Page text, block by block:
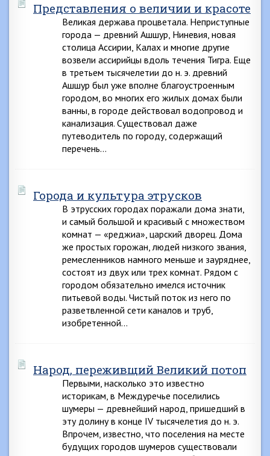
Представления о величии и красоте
Великая держава процветала. Неприступные
города — древний Ашшур, Ниневия, новая
столица Ассирии, Калах и многие другие
возвели ассирийцы вдоль течения Тигра. Еще
в третьем тысячелетии до н. э. древний
Ашшур был уже вполне благоустроенным
городом, во многих его жилых домах были
ванны, в городе действовал водопровод и
канализация. Существовал даже
путеводитель по городу, содержащий
перечень…
Города и культура этрусков
В этрусских городах поражали дома знати,
и самый большой и красивый с множеством
комнат — «реджиа», царский дворец. Дома
же простых горожан, людей низкого звания,
ремесленников намного меньше и зауряднее,
состоят из двух или трех комнат. Рядом с
городом обязательно имелся источник
питьевой воды. Чистый поток из него по
разветвленной сети каналов и труб,
изобретенной…
Народ, переживщий Великий потоп
Первыми, насколько это известно
историкам, в Междуречье поселились
шумеры — древнейший народ, пришедший в
эту долину в конце IV тысячелетия до н. э.
Впрочем, известно, что поселения на месте
будущих городов шумеров существовали